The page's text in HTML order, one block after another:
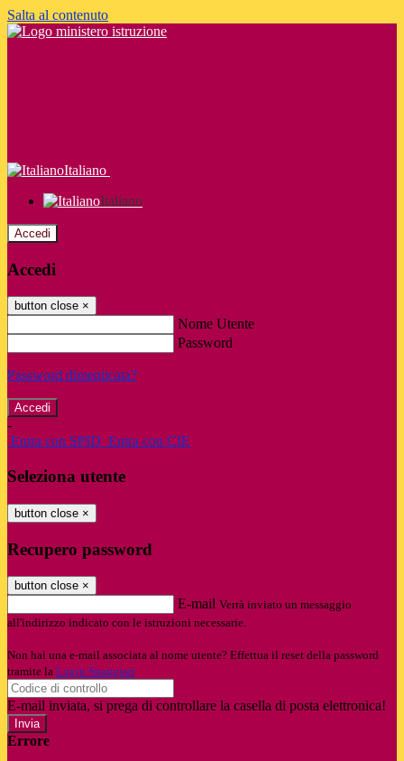
Salta al contenuto
Italiano
Italiano
Accedi
Accedi
button close ×
Nome Utente
Password
Password dimenticata?
-
Entra con SPID Entra con CIE
Seleziona utente
button close ×
Recupero password
button close ×
E-mail Verrà inviato un messaggio
all'indirizzo indicato con le istruzioni necessarie.
Non hai una e-mail associata al nome utente? Effettua il reset della password
tramite la Login Spaggiari
E-mail inviata, si prega di controllare la casella di posta elettronica!
Errore